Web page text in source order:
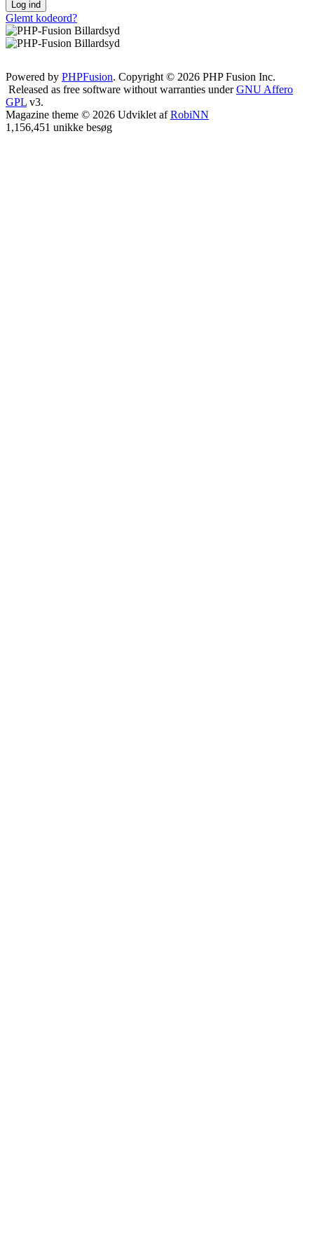
Log ind
Glemt kodeord?
Powered by PHPFusion. Copyright © 2026 PHP Fusion Inc.
Released as free software without warranties underGNU Affero
GPL v3.
Magazine theme © 2026 Udviklet afRobiNN
1,156,451 unikke besøg